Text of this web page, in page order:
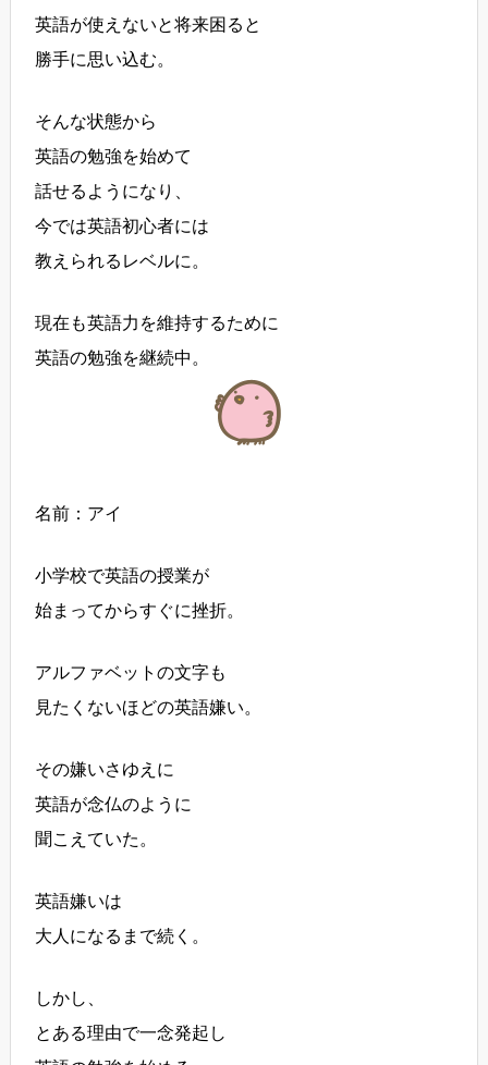
英語が使えないと将来困ると
勝手に思い込む。
そんな状態から
英語の勉強を始めて
話せるようになり、
今では英語初心者には
教えられるレベルに。
現在も英語力を維持するために
英語の勉強を継続中。
名前：アイ
小学校で英語の授業が
始まってからすぐに挫折。
アルファベットの文字も
見たくないほどの英語嫌い。
その嫌いさゆえに
英語が念仏のように
聞こえていた。
英語嫌いは
大人になるまで続く。
しかし、
とある理由で一念発起し